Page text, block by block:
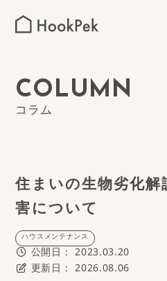
MAINTENANCE
OUTER WALLS
外壁塗装
瑞穂区の外壁塗装
SHOWA
昭和区の外壁塗装
MIDORI
緑区の外壁塗装
COLUMN
コラム
住まいの生物劣化
害について
ハウスメンテナンス
公開日：2023.03.20
更新日：2026.08.06